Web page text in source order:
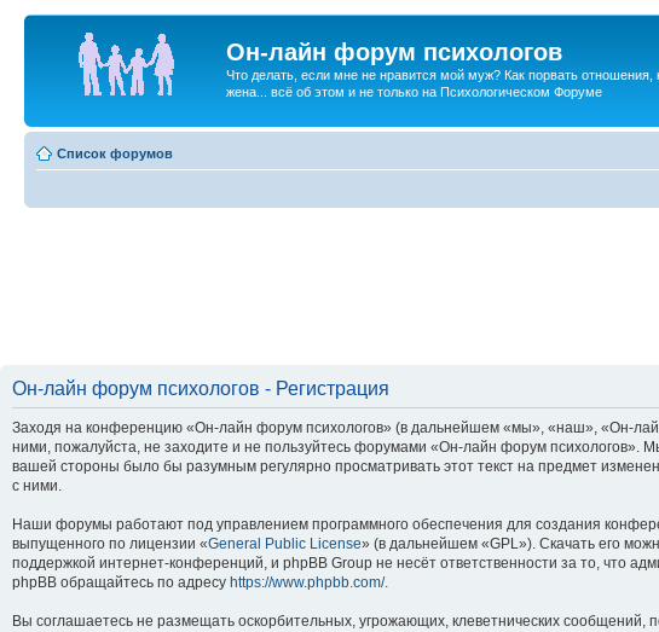
Он-лайн форум психологов
Что делать, если мне не нравится мой муж? Как порвать
жена... всё об этом и не только на Психологическом Форуме
Список форумов
Он-лайн форум психологов - Регистрация
Заходя на конференцию «Он-лайн форум психологов» (в дальнейшем «мы», «наш», «Он-
ними, пожалуйста, не заходите и не пользуйтесь форумами «Он-лайн форум психологов».
вашей стороны было бы разумным регулярно просматривать этот текст на предмет
с ними.
Наши форумы работают под управлением программного обеспечения для создания
выпущенного по лицензии «General Public License» (в дальнейшем «GPL»). Скачать его
поддержкой интернет-конференций, и phpBB Group не несёт ответственности за то, что
phpBB обращайтесь по адресу https://www.phpbb.com/.
Вы соглашаетесь не размещать оскорбительных, угрожающих, клеветнических